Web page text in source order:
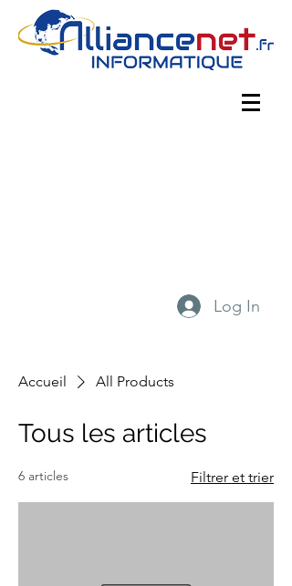
Log In
Accueil All Products
Tous les articles
6 articles Filtrer et trier